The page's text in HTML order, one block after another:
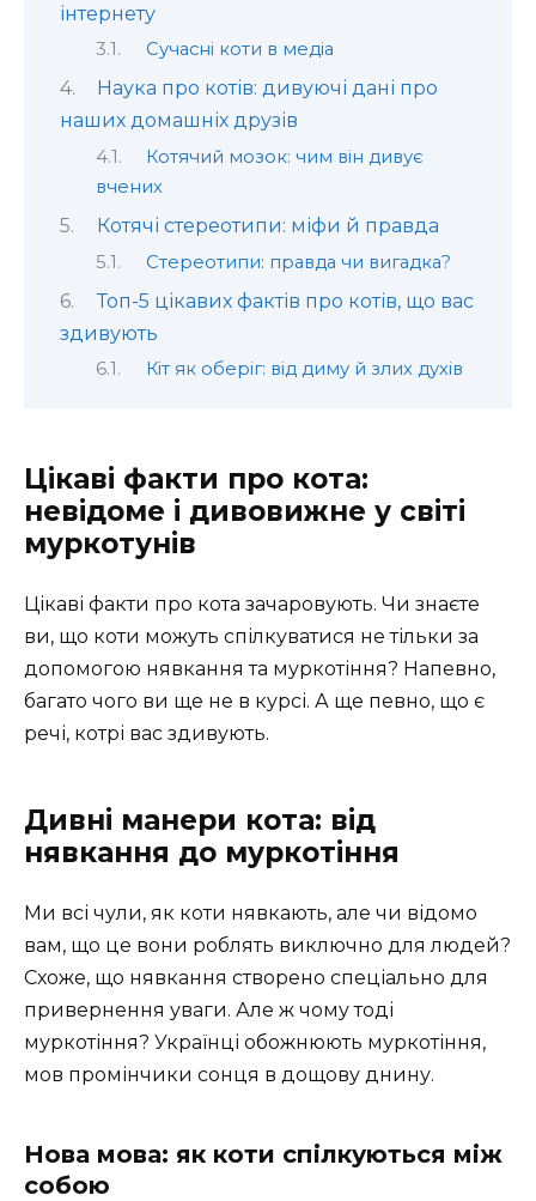
інтернету
Сучасні коти в медіа
Наука про котів: дивуючі дані про
наших домашніх друзів
Котячий мозок: чим він дивує
вчених
Котячі стереотипи: міфи й правда
Стереотипи: правда чи вигадка?
Топ-5 цікавих фактів про котів, що вас
здивують
Кіт як оберіг: від диму й злих духів
Цікаві факти про кота:
невідоме і дивовижне у світі
муркотунів
Цікаві факти про кота зачаровують. Чи знаєте
ви, що коти можуть спілкуватися не тільки за
допомогою нявкання та муркотіння? Напевно,
багато чого ви ще не в курсі. А ще певно, що є
речі, котрі вас здивують.
Дивні манери кота: від
нявкання до муркотіння
Ми всі чули, як коти нявкають, але чи відомо
вам, що це вони роблять виключно для людей?
Схоже, що нявкання створено спеціально для
привернення уваги. Але ж чому тоді
муркотіння? Українці обожнюють муркотіння,
мов промінчики сонця в дощову днину.
Нова мова: як коти спілкуються між
собою